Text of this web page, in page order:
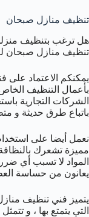
تنظيف منازل صبحان
هل ترغب بتنظيف
تنظيف منازل صبحان
يمكنكم الاعتماد
بأعمال التنظيف الخاص
الشركات التجارية
باتباع طرق حديثة و
نعمل أيضا على
مميزة تشعرك
المواد لا تسبب أي
يعانون من حساسة
يتميز فني تنظيف
التي يتمتع بها ، و